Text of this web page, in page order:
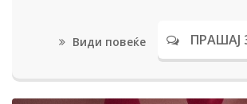
Види повеќе ПРАШАЈ